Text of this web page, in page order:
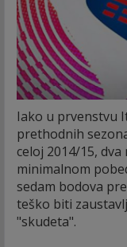
Iako u prvenstvu
prethodnih
celoj 2014/15,
minimalnom
sedam bodova
teško biti
"skudeta".